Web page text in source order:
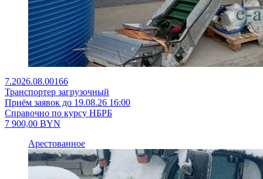
7.2026.08.00166
Транспортер загрузочный
Приём заявок до 19.08.26 16:00
Справочно по курсу НБРБ
7 900,00 BYN
Арестованное